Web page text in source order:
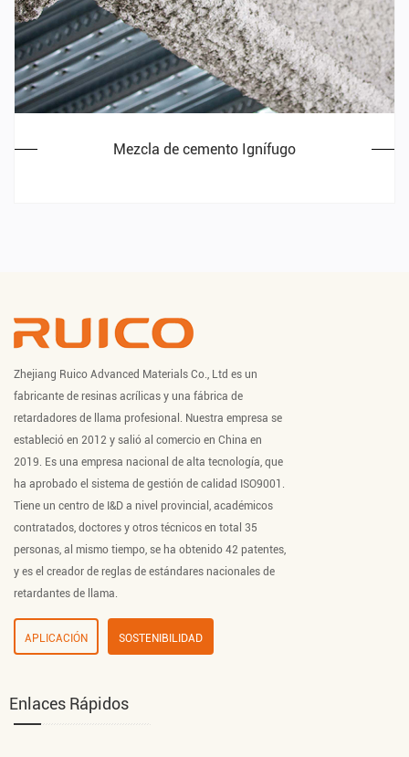
Mezcla de cemento Ignífugo
Zhejiang Ruico Advanced Materials Co., Ltd es un
fabricante de resinas acrílicas y una fábrica de
retardadores de llama profesional. Nuestra empresa se
estableció en 2012 y salió al comercio en China en
2019. Es una empresa nacional de alta tecnología, que
ha aprobado el sistema de gestión de calidad ISO9001.
Tiene un centro de I&D a nivel provincial, académicos
contratados, doctores y otros técnicos en total 35
personas, al mismo tiempo, se ha obtenido 42 patentes,
y es el creador de reglas de estándares nacionales de
retardantes de llama.
APLICACIÓN SOSTENIBILIDAD
Enlaces Rápidos